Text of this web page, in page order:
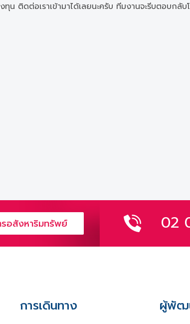
ทุน ติดต่อเราเข้ามาได้เลยนะครับ ทีมงานจะรีบตอบกลับ
อสังหาริมทรัพย์ 02
การเดินทาง ผู้พัฒ